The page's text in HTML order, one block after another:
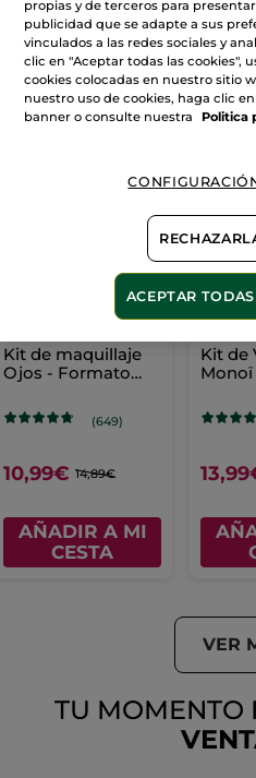
VER
Kit de maquillaje
Ojos - Formato
(649)
10,99€ 14,89€
AÑADIR A MI
CESTA
Kit de
Monoï
VER
TU MOMENTO
propias y de terceros para
publicidad que se adapte a sus
vinculados a las redes sociales y
clic en "Aceptar todas las cookies",
cookies colocadas en nuestro sitio
nuestro uso de cookies, haga clic
banner o consulte nuestra
Politica
ACEPTAR